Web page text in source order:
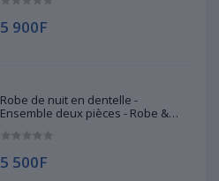
5 900F
Robe de nuit en dentelle -
Ensemble deux pièces - Robe &
5 500F